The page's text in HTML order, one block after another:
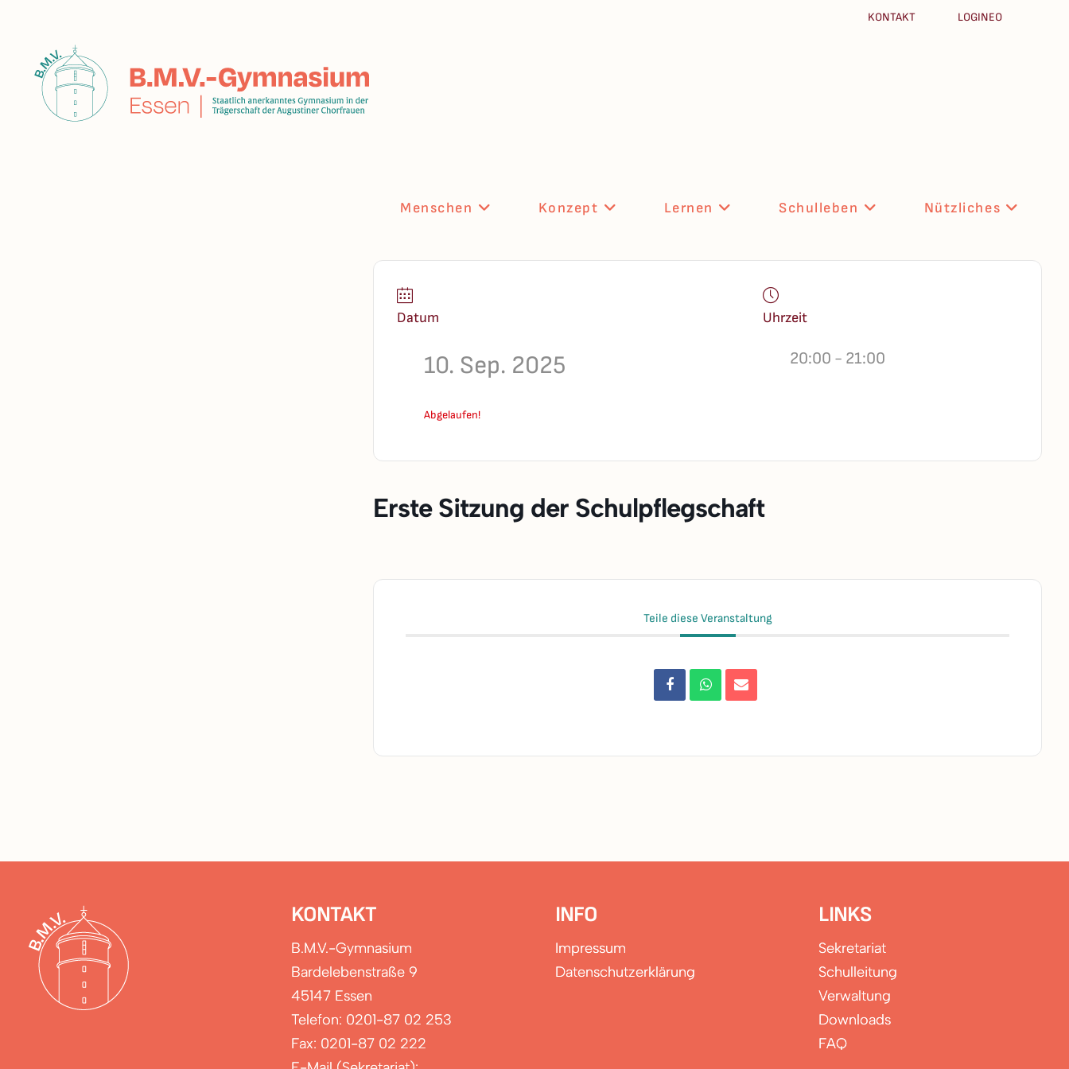
KONTAKT LOGINEO
Menschen Konzept Lernen Schulleben Nützliches
Datum
10. Sep. 2025
Abgelaufen!
Uhrzeit
20:00 - 21:00
Erste Sitzung der Schulpflegschaft
Teile diese Veranstaltung
KONTAKT
B.M.V.-Gymnasium
Bardelebenstraße 9
45147 Essen
Telefon: 0201-87 02 253
Fax: 0201-87 02 222
INFO
Impressum
Datenschutzerklärung
LINKS
Sekretariat
Schulleitung
Verwaltung
Downloads
FAQ